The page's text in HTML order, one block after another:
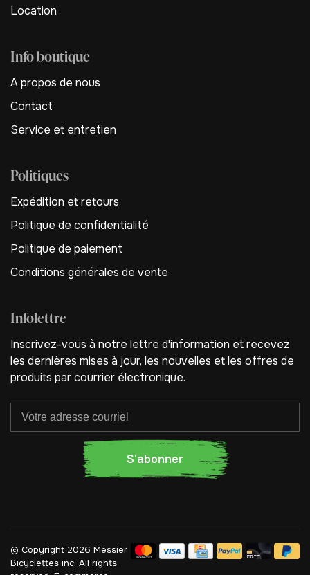
Location
Info boutique
A propos de nous
Contact
Service et entretien
Politiques
Expédition et retours
Politique de confidentialité
Politique de paiement
Conditions générales de vente
Infolettre
Inscrivez-vous à notre lettre d'information et recevez
les dernières mises à jour, les nouvelles et les offres de
produits par courrier électronique.
S'abonner
© Copyright 2026 Messier
Bicyclettes inc. All rights